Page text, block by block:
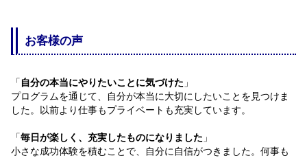
お客様の声
「 自分の本当にやりたいことに気づけた 」
プログラムを通じて、自分が本当に大切にしたいことを見つけま
した。以前より仕事もプライベートも充実しています。
「毎日が楽しく、充実したものになりました 」
小さな成功体験を積むことで、自分に自信がつきました。何事も